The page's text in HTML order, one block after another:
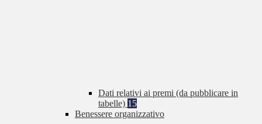
Dati relativi ai premi (da pubblicare in
tabelle) 15
Benessere organizzativo